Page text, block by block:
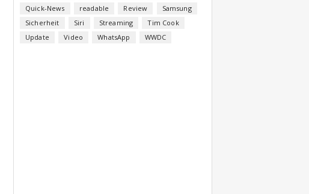
Quick-News
readable Review
Samsung
Sicherheit
Siri Streaming
Tim Cook
Update
Video WhatsApp WWDC